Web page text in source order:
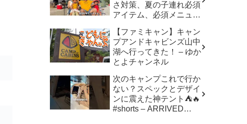
さ対策、夏の子連れ必須
アイテム、必須メニュー
楽しい〜 – こずちゃんネ
ル。
【ファミキャン】キャン
プアンドキャビンズ山中
湖へ行ってきた！ – ゆか
とよチャンネル
次のキャンプこれで行か
ない？スペックとデザイ
ンに震えた神テント⛺️🔥
#shorts – ARRIVED